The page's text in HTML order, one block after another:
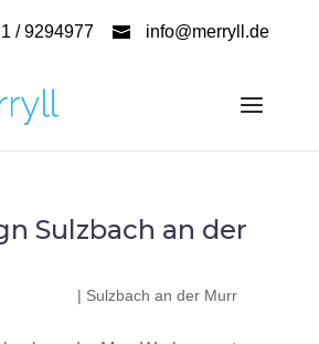
/ 9294977 info@merryll.de
Sulzbach an der
| Sulzbach an der Murr